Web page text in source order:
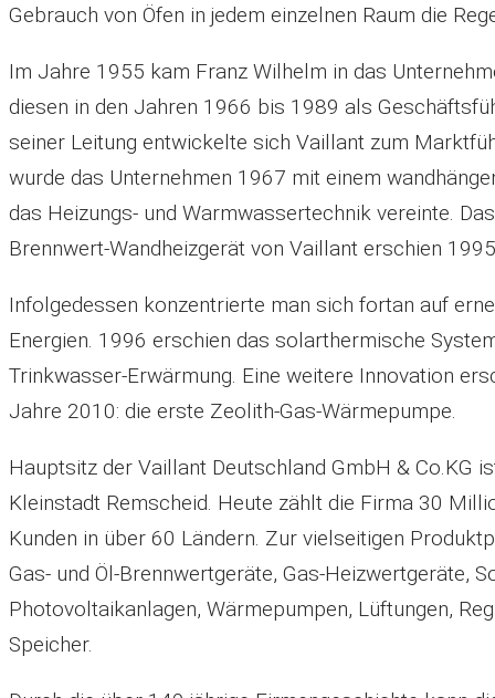
Gebrauch von Öfen in jedem einzelnen Raum die
Im Jahre 1955 kam Franz Wilhelm in das
diesen in den Jahren 1966 bis 1989 als
seiner Leitung entwickelte sich Vaillant zum
wurde das Unternehmen 1967 mit einem
das Heizungs- und Warmwassertechnik vereinte.
Brennwert-Wandheizgerät von Vaillant erschien
Infolgedessen konzentrierte man sich fortan auf
Energien. 1996 erschien das solarthermische
Trinkwasser-Erwärmung. Eine weitere Innovation
Jahre 2010: die erste Zeolith-Gas-Wärmepumpe.
Hauptsitz der Vaillant Deutschland GmbH & Co.KG
Kleinstadt Remscheid. Heute zählt die Firma 30
Kunden in über 60 Ländern. Zur vielseitigen
Gas- und Öl-Brennwertgeräte, Gas-Heizwertgeräte,
Photovoltaikanlagen, Wärmepumpen, Lüftungen,
Speicher.